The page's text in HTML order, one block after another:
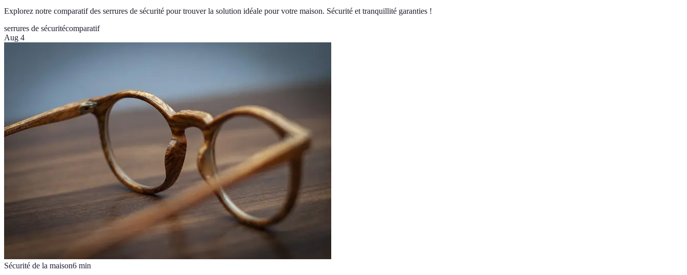
Explorez notre comparatif des serrures de sécurité pour trouver la solution idéale pour votre maison. Sécurité et tranquillité garanties !
serrures de sécuritécomparatif
Aug 4
Sécurité de la maison6 min